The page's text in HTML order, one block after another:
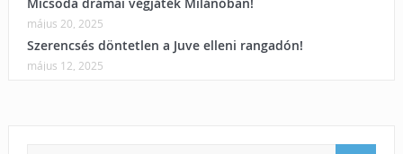
május 20, 2025
Szerencsés döntetlen a Juve elleni rangadón!
május 12, 2025